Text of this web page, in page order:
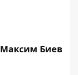
Максим Биев